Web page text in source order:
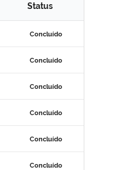
Status
Concluído
Concluído
Concluído
Concluído
Concluído
Concluído